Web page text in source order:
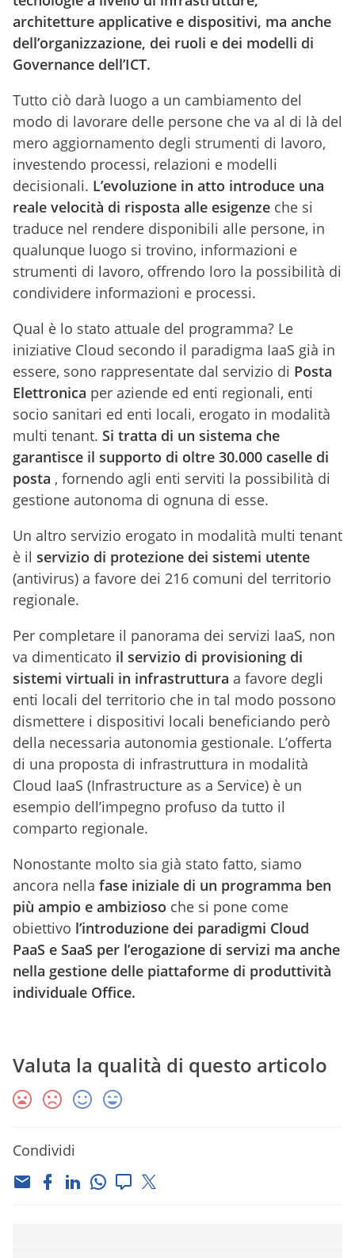
architetture applicative e dispositivi, ma anche
dell’organizzazione, dei ruoli e dei modelli di
Governance dell’ICT.
Tutto ciò darà luogo a un cambiamento del
modo di lavorare delle persone che va al di là del
mero aggiornamento degli strumenti di lavoro,
investendo processi, relazioni e modelli
decisionali. L’evoluzione in atto introduce una
reale velocità di risposta alle esigenze che si
traduce nel rendere disponibili alle persone, in
qualunque luogo si trovino, informazioni e
strumenti di lavoro, offrendo loro la possibilità di
condividere informazioni e processi.
Qual è lo stato attuale del programma? Le
iniziative Cloud secondo il paradigma IaaS già in
essere, sono rappresentate dal servizio di Posta
Elettronica per aziende ed enti regionali, enti
socio sanitari ed enti locali, erogato in modalità
multi tenant. Si tratta di un sistema che
garantisce il supporto di oltre 30.000 caselle di
posta , fornendo agli enti serviti la possibilità di
gestione autonoma di ognuna di esse.
Un altro servizio erogato in modalità multi tenant
è il servizio di protezione dei sistemi utente
(antivirus) a favore dei 216 comuni del territorio
regionale.
Per completare il panorama dei servizi IaaS, non
va dimenticato il servizio di provisioning di
sistemi virtuali in infrastruttura a favore degli
enti locali del territorio che in tal modo possono
dismettere i dispositivi locali beneficiando però
della necessaria autonomia gestionale. L’offerta
di una proposta di infrastruttura in modalità
Cloud IaaS (Infrastructure as a Service) è un
esempio dell’impegno profuso da tutto il
comparto regionale.
Nonostante molto sia già stato fatto, siamo
ancora nella fase iniziale di un programma ben
più ampio e ambizioso che si pone come
obiettivo l’introduzione dei paradigmi Cloud
PaaS e SaaS per l’erogazione di servizi ma anche
nella gestione delle piattaforme di produttività
individuale Office.
Valuta la qualità di questo articolo
Condividi